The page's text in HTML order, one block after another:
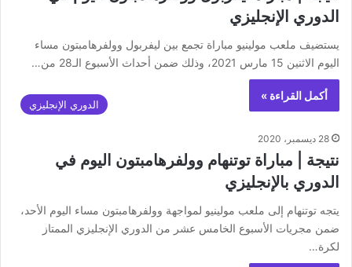
الدوري الإنجليزي
يستضيف ملعب مولينيو مباراة تجمع بين ليفربول وولفرهامبتون مساء
اليوم الاثنين 15 مارس 2021، وذلك ضمن أحداث الأسبوع الـ28 من…
أكمل القراءة »
الدوري الإنجليزي
28 ديسمبر، 2020
نتيجة | مباراة توتنهام وولفرهامبتون اليوم في
الدوري بالإنجليزي
يتجه توتنهام إلى ملعب مولينيو لمواجهة وولفرهامبتون مساء اليوم الأحد،
ضمن مجريات الأسبوع الخامس عشر من الدوري الإنجليزي الممتاز
لكرة…